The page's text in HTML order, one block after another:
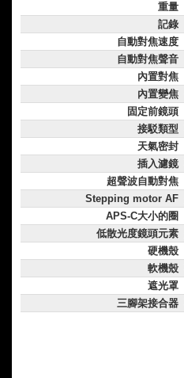
重量
記錄
自動對焦速度
自動對焦聲音
內置對焦
內置變焦
固定前鏡頭
接駁類型
天氣密封
插入濾鏡
超聲波自動對焦
Stepping motor AF
APS-C大小的圈
低散光度鏡頭元素
硬機殼
軟機殼
遮光罩
三腳架接合器